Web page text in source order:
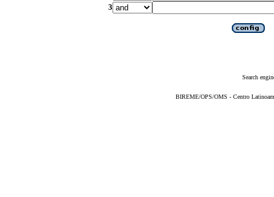
3
Search
BIREME/OPS/OMS - Centro